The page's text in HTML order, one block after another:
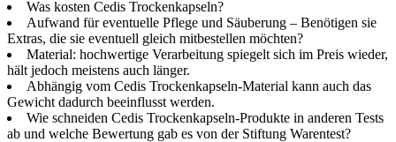
Was kosten Cedis Trockenkapseln?
Aufwand für eventuelle Pflege und Säuberung – Benötigen sie
Extras, die sie eventuell gleich mitbestellen möchten?
Material: hochwertige Verarbeitung spiegelt sich im Preis wieder,
hält jedoch meistens auch länger.
Abhängig vom Cedis Trockenkapseln-Material kann auch das
Gewicht dadurch beeinflusst werden.
Wie schneiden Cedis Trockenkapseln-Produkte in anderen Tests
ab und welche Bewertung gab es von der Stiftung Warentest?